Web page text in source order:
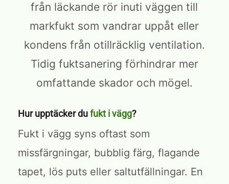
från läckande rör inuti väggen till
markfukt som vandrar uppåt eller
kondens från otillräcklig ventilation.
Tidig fuktsanering förhindrar mer
omfattande skador och mögel.
Hur upptäcker du fukt i vägg?
Fukt i vägg syns oftast som
missfärgningar, bubblig färg, flagande
tapet, lös puts eller saltutfällningar. En